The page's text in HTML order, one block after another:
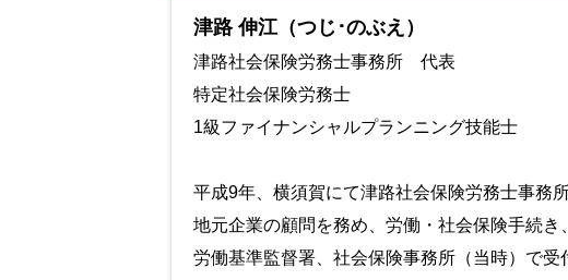
津路 伸江（つじ･のぶえ）
津路社会保険労務士事務所 代表
特定社会保険労務士
1級ファイナンシャルプランニング技能士
平成9年、横須賀にて津路社会保険労務士事務所
地元企業の顧問を務め、労働・社会保険手続き
労働基準監督署、社会保険事務所（当時）で受